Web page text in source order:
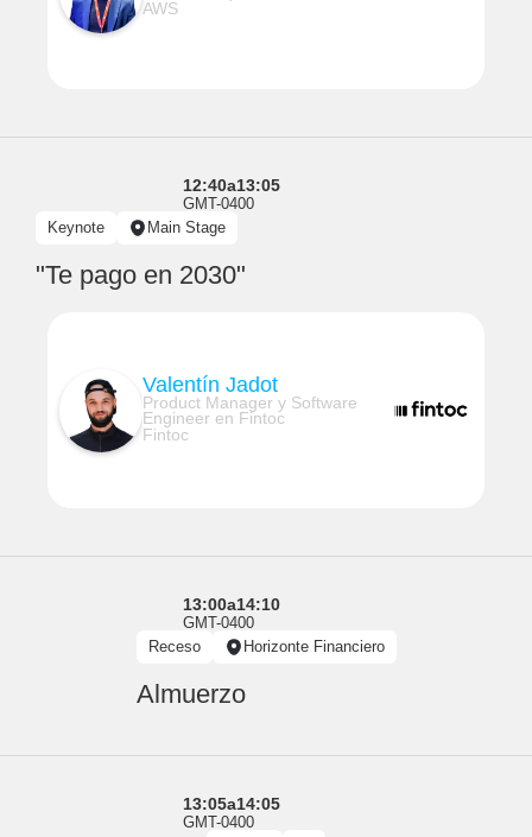
AWS
12:40a13:05
GMT-0400
Keynote
Main Stage
"Te pago en 2030"
Valentín Jadot
Product Manager y Software
Engineer en Fintoc
Fintoc
13:00a14:10
GMT-0400
Receso
Horizonte Financiero
Almuerzo
13:05a14:05
GMT-0400